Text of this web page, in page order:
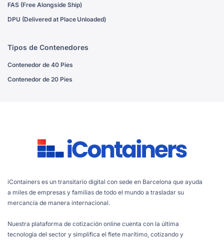
FAS (Free Alongside Ship)
DPU (Delivered at Place Unloaded)
Tipos de Contenedores
Contenedor de 40 Pies
Contenedor de 20 Pies
iContainers es un transitario digital con sede en Barcelona que ayuda
a miles de empresas y familias de todo el mundo a trasladar su
mercancía de manera internacional.
Nuestra plataforma de cotización online cuenta con la última
tecnología del sector y simplifica el flete marítimo, cotizando y